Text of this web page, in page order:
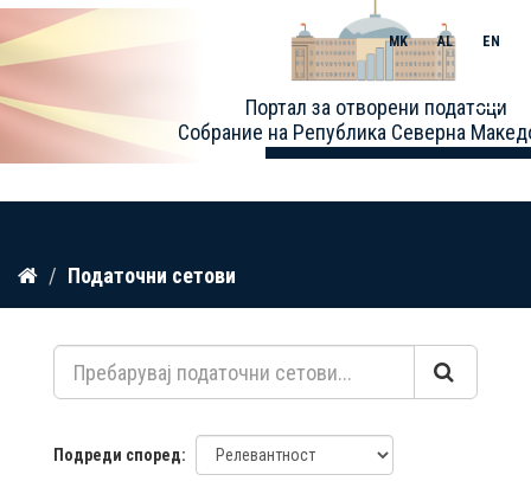
Прескокнете
содржина
Портал за отворени податоци
Собрание на Република Северна
MK AL EN
Toggle
Податочни сетови
Подреди според